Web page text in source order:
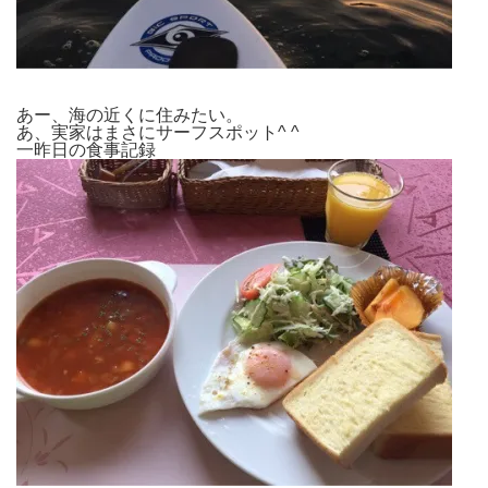
あー、海の近くに住みたい。
あ、実家はまさにサーフスポット^ ^
一昨日の食事記録